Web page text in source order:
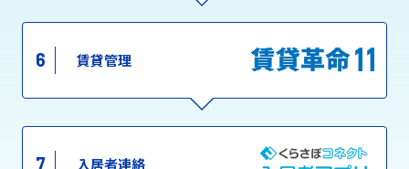
6 賃貸管理
7 入居者連絡